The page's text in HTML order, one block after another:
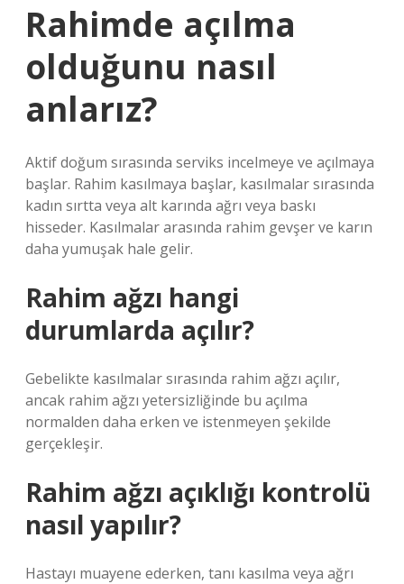
Rahimde açılma
olduğunu nasıl
anlarız?
Aktif doğum sırasında serviks incelmeye ve açılmaya
başlar. Rahim kasılmaya başlar, kasılmalar sırasında
kadın sırtta veya alt karında ağrı veya baskı
hisseder. Kasılmalar arasında rahim gevşer ve karın
daha yumuşak hale gelir.
Rahim ağzı hangi
durumlarda açılır?
Gebelikte kasılmalar sırasında rahim ağzı açılır,
ancak rahim ağzı yetersizliğinde bu açılma
normalden daha erken ve istenmeyen şekilde
gerçekleşir.
Rahim ağzı açıklığı kontrolü
nasıl yapılır?
Hastayı muayene ederken, tanı kasılma veya ağrı